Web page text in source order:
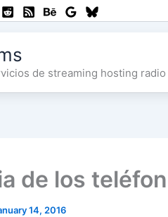
de streaming hosting
de los
14, 2016